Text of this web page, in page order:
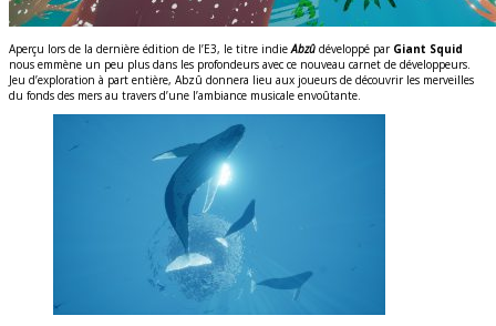
Aperçu lors de la dernière édition de l’E3, le titre indieAbzû développé par Giant Squid
nous emmène un peu plus dans les profondeurs avec ce nouveau carnet de développeurs.
Jeu d’exploration à part entière, Abzû donnera lieu aux joueurs de découvrir les merveilles
du fonds des mers au travers d’une l’ambiance musicale envoûtante.